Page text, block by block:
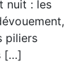
nuit : les
piliers
[…]